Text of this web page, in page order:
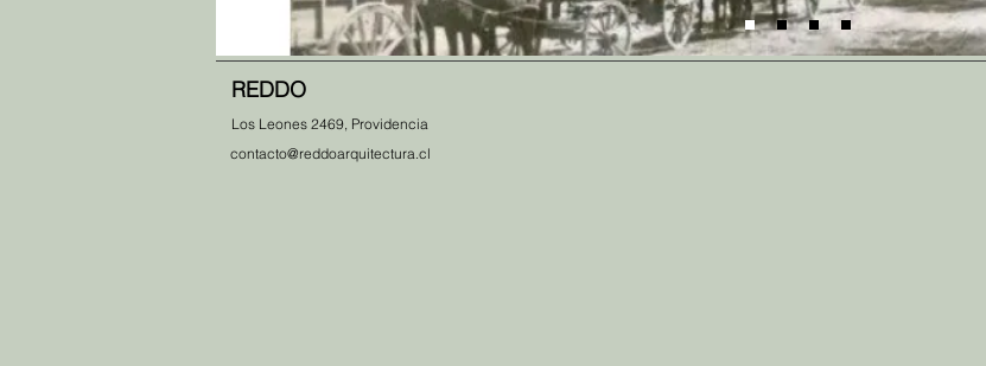
REDDO
Los Leones 2469, Providencia
contacto@reddoarquitectura.cl